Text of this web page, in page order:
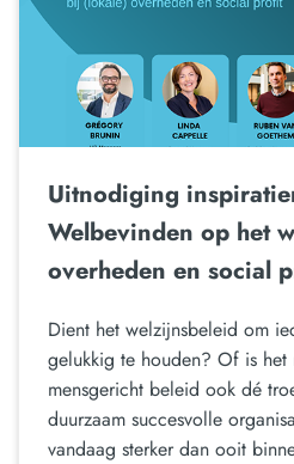
Uitnodiging
Welbevinden op het
overheden en social
Dient het welzijnsbeleid om
gelukkig te houden? Of is het
mensgericht beleid ook dé
duurzaam succesvolle
vandaag sterker dan ooit